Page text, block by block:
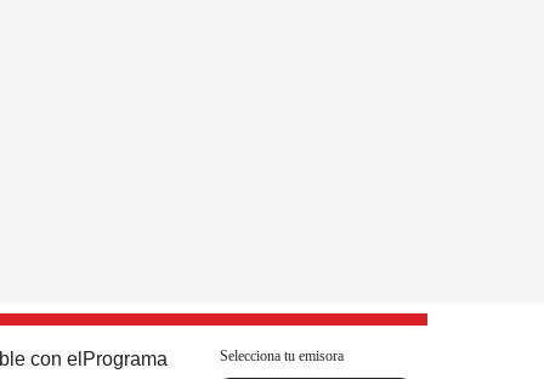
con el Programa Selecciona tu emisora